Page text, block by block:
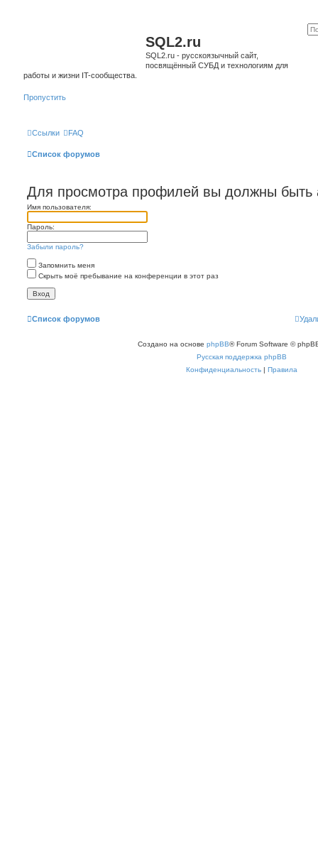
SQL2.ru
SQL2.ru - русскоязычный сайт,
посвящённый СУБД и технологиям для
работы и жизни IT-сообщества.
Пропустить
Ссылки FAQ
Список форумов
Для просмотра профилей вы должны быть
Имя пользователя:
Пароль:
Забыли пароль?
Запомнить меня
Скрыть моё пребывание на конференции в этот раз
Список форумов
Создано на основе phpBB® Forum Software ©
Русская поддержка phpBB
Конфиденциальность | Правила